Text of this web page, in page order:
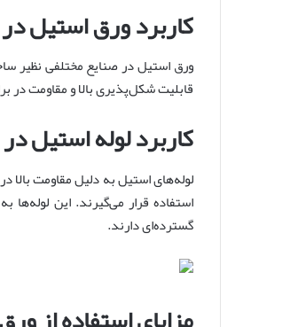
کاربرد ورق استیل
ورق استیل در صنایع مختلفی نظیر
قابلیت شکل‌پذیری بالا و مقاومت در
کاربرد لوله استیل
لوله‌های استیل به دلیل مقاومت بالا
استفاده قرار می‌گیرند. این لوله‌ها
گسترده‌ای دارند.